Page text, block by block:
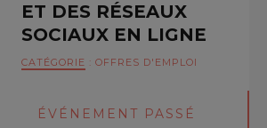
ET DES RÉSEAUX
SOCIAUX EN LIGNE
CATÉGORIE : OFFRES D'EMPLOI
ÉVÉNEMENT PASSÉ